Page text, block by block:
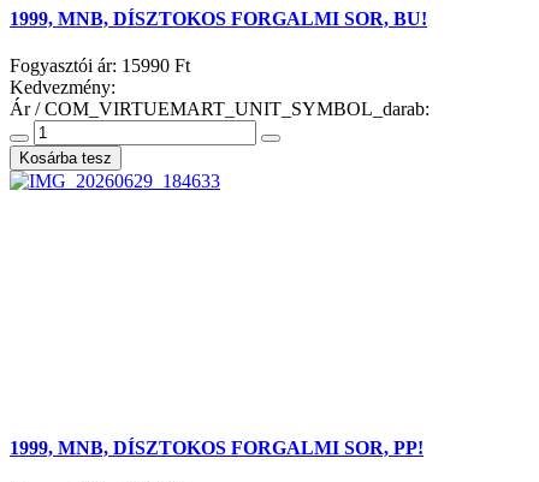
1999, MNB, DÍSZTOKOS FORGALMI SOR, BU!
Fogyasztói ár: 15990 Ft
Kedvezmény:
Ár / COM_VIRTUEMART_UNIT_SYMBOL_darab:
1999, MNB, DÍSZTOKOS FORGALMI SOR, PP!